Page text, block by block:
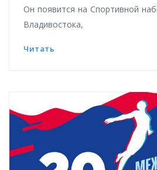
Он появится на Спортивной
Владивостока,
Читать